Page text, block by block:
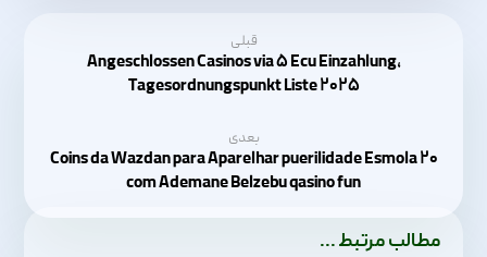
قبلی
Angeschlossen Casinos via ۵ Ecu Einzahlung,
Tagesordnungspunkt Liste ۲۰۲۵
بعدی
۲۰ Coins da Wazdan para Aparelhar puerilidade Esmola
com Ademane Belzebu qasino fun
مطالب مرتبط ...